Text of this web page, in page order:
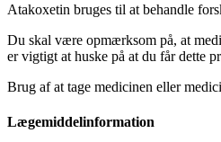
Atakoxetin bruges til at behandle
Du skal være opmærksom på, at
er vigtigt at huske på at du får dette
Brug af at tage medicinen eller
Lægemiddelinformation